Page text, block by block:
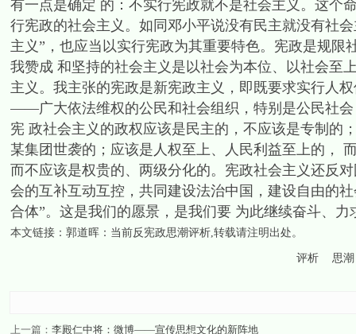
有一点是确定 的：不实行宪政就不是社会主义。这个
行宪政的社会主义。如同邓小平说没有民主就没有社
主义”，也应当以实行宪政为其重要特色。宪政是规限
我赞成 和坚持的社会主义是以社会为本位、以社会
主义。我主张的宪政是新宪政主义，即既要求实行人
——广大依法维权的公民和社会组织，特别是公民社
宪 政社会主义的政权应该是民主的，不应该是专制的
某集团世袭的；应该是人权至上、人民利益至上的，
而不应该是权贵的、两级分化的。宪政社会主义还反
会的互补互动互控，共同建设法治中国，建设自由的
合体”。这是我们的愿景，是我们要 为此继续奋斗、
本文链接： 郭道晖：当前反宪政思潮评析,转载请注明出处。
评析 思潮
上一篇： 李殿仁中将：微博——宣传思想文化的新阵地